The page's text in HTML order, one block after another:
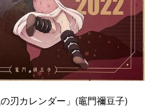
刃カレンダー」(竈門禰豆子)